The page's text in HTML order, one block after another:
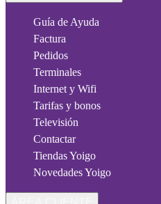
Guía de Ayuda
Factura
Pedidos
Terminales
Internet y Wifi
Tarifas y bonos
Televisión
Contactar
Tiendas Yoigo
Novedades Yoigo